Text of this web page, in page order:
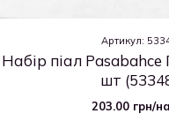
Артикул:
Набір піал Pasabahce
шт
203.00 грн/